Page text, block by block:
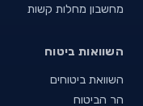
מחשבון מחלות קשות
השוואות ביטוח
השוואת ביטוחים
הר הביטוח